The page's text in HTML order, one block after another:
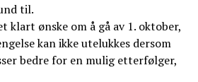
til.
klart ønske om å gå av 1. oktober,
kan ikke utelukkes dersom
bedre for en mulig etterfølger,